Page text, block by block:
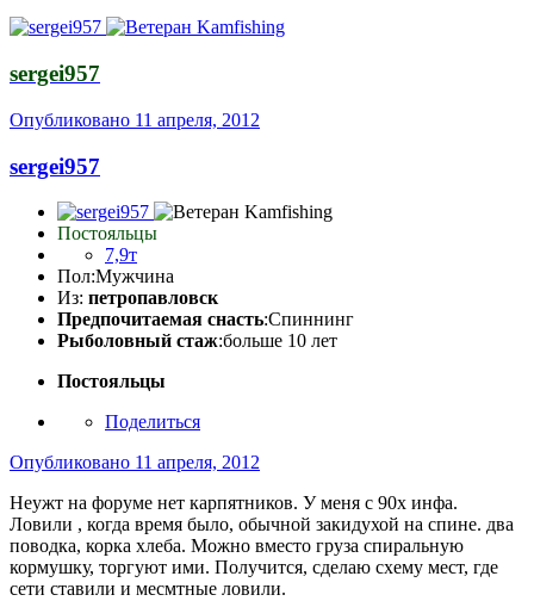
sergei957
Опубликовано 11 апреля, 2012
sergei957
Постояльцы
7,9т
Пол:Мужчина
Из: петропавловск
Предпочитаемая снасть:Спиннинг
Рыболовный стаж:больше 10 лет
Постояльцы
Поделиться
Опубликовано 11 апреля, 2012
Неужт на форуме нет карпятников. У меня с 90х инфа.
Ловили , когда время было, обычной закидухой на спине. два
поводка, корка хлеба. Можно вместо груза спиральную
кормушку, торгуют ими. Получится, сделаю схему мест, где
сети ставили и месмтные ловили.